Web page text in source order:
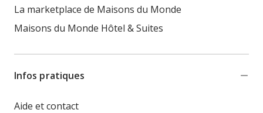
La marketplace de Maisons du Monde
Maisons du Monde Hôtel & Suites
Infos pratiques
Aide et contact